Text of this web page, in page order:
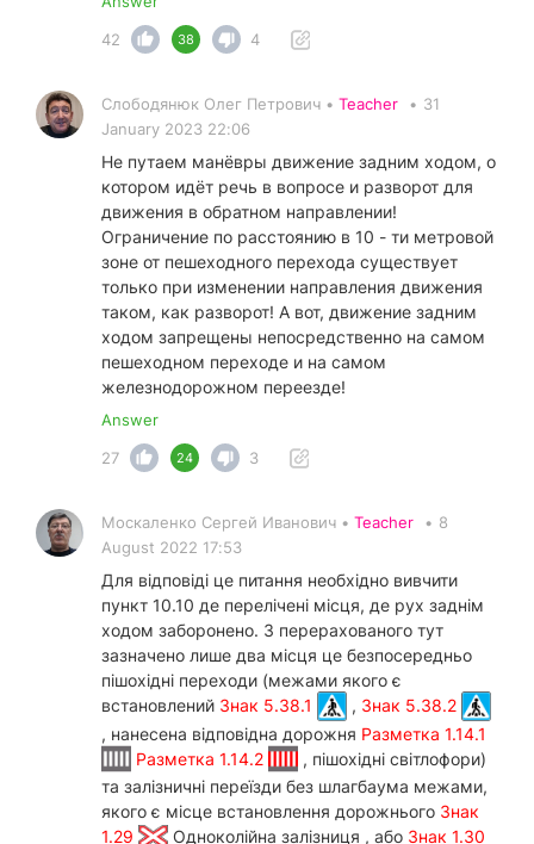
42
38 4
Слободянюк Олег Петрович • Teacher • 31
January 2023 22:06
Не путаем манёвры движение задним ходом, о
котором идёт речь в вопросе и разворот для
движения в обратном направлении!
Ограничение по расстоянию в 10 - ти метровой
зоне от пешеходного перехода существует
только при изменении направления движения
таком, как разворот! А вот, движение задним
ходом запрещены непосредственно на самом
пешеходном переходе и на самом
железнодорожном переезде!
Answer
27
24 3
Москаленко Сергей Иванович • Teacher • 8
August 2022 17:53
Для відповіді це питання необхідно вивчити
пункт 10.10 де перелічені місця, де рух заднім
ходом заборонено. З перерахованого тут
зазначено лише два місця це безпосередньо
пішохідні переходи (межами якого є
встановлений Знак 5.38.1 , Знак 5.38.2
, нанесена відповідна дорожня Разметка 1.14.1
Разметка 1.14.2
, пішохідні світлофори)
та залізничні переїзди без шлагбаума межами,
якого є місце встановлення дорожнього Знак
1.29
Одноколійна залізниця , або Знак 1.30